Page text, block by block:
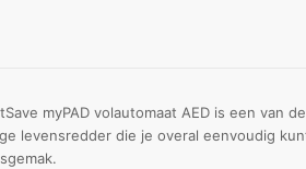
myPAD volautomaat AED is een van
levensredder die je overal eenvoudig